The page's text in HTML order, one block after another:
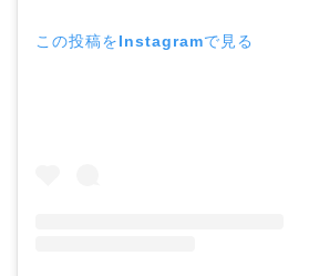
この投稿をInstagramで見る